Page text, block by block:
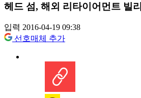
헤드 섬, 해외 리타이어먼트 빌
입력 2016-04-19 09:38
선호매체 추가